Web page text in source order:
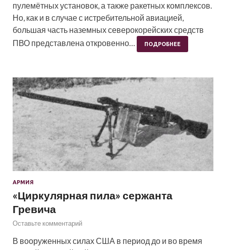
пулемётных установок, а также ракетных комплексов.
Но, как и в случае с истребительной авиацией,
большая часть наземных северокорейских средств
ПВО представлена откровенно…
ПОДРОБНЕЕ
АРМИЯ
«Циркулярная пила» сержанта
Гревича
Оставьте комментарий
В вооруженных силах США в период до и во время